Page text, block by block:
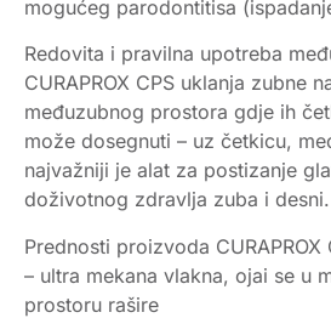
mogućeg parodontitisa
Redovita i pravilna upotreba
CURAPROX CPS uklanja zubne
međuzubnog prostora gdje ih
može dosegnuti – uz četkicu,
najvažniji je alat za postizanje
doživotnog zdravlja zuba i desni.
Prednosti proizvoda CURAPROX
– ultra mekana vlakna, ojai se u
prostoru rašire